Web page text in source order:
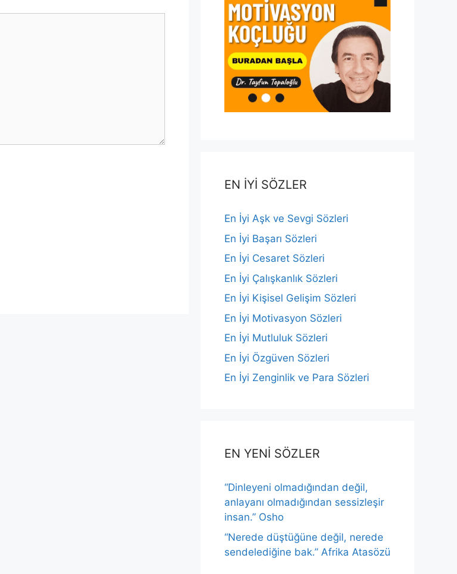
EN İYİ SÖZLER
En İyi Aşk ve Sevgi Sözleri
En İyi Başarı Sözleri
En İyi Cesaret Sözleri
En İyi Çalışkanlık Sözleri
En İyi Kişisel Gelişim Sözleri
En İyi Motivasyon Sözleri
En İyi Mutluluk Sözleri
En İyi Özgüven Sözleri
En İyi Zenginlik ve Para Sözleri
EN YENİ SÖZLER
“Dinleyeni olmadığından değil,
anlayanı olmadığından sessizleşir
insan.” Osho
“Nerede düştüğüne değil, nerede
sendelediğine bak.” Afrika Atasözü